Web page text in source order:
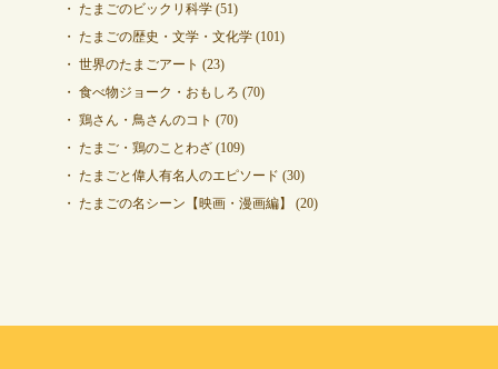
たまごのビックリ科学(51)
たまごの歴史・文学・文化学(101)
世界のたまごアート (23)
食べ物ジョーク・おもしろ (70)
鶏さん・鳥さんのコト (70)
たまご・鶏のことわざ(109)
たまごと偉人有名人のエピソード (30)
たまごの名シーン【映画・漫画編】
(20)